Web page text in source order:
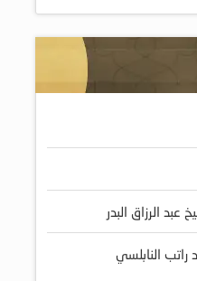
عبد الرزاق البدر
راتب النابلسي